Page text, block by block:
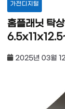
가전디지털
홈플래닛 탁
2025년 03월